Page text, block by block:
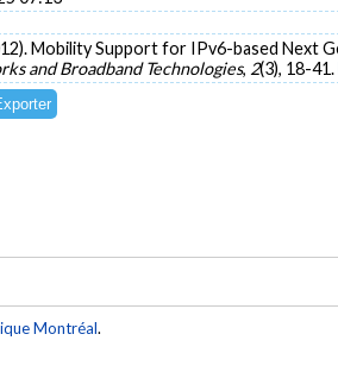
Mobility Support for IPv6-based
and Broadband Technologies, 2(3), 18-41.
Montréal.